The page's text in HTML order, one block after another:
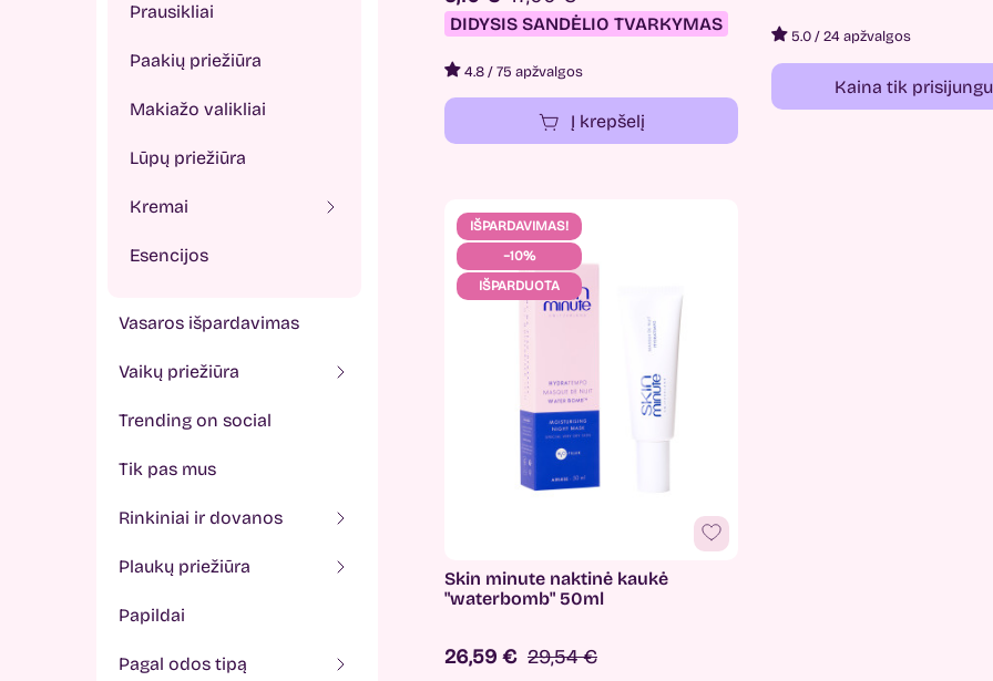
Prausikliai
Paakių priežiūra
Makiažo valikliai
Lūpų priežiūra
Kremai
Esencijos
vasaros išpardavimas
vaikų priežiūra
trending on social
tik pas mus
rinkiniai ir dovanos
plaukų priežiūra
papildai
pagal odos tipą
DIDYSIS SANDĖLIO TVARKYMAS
4.8/75 apžvalgos
Į krepšelį
5.0/24 apžvalgos
Kaina tik
IŠPARDAVIMAS!
−10%
IŠPARDUOTA
Skin minute naktinė kaukė
"waterbomb" 50ml
26,59 € 29,54 €